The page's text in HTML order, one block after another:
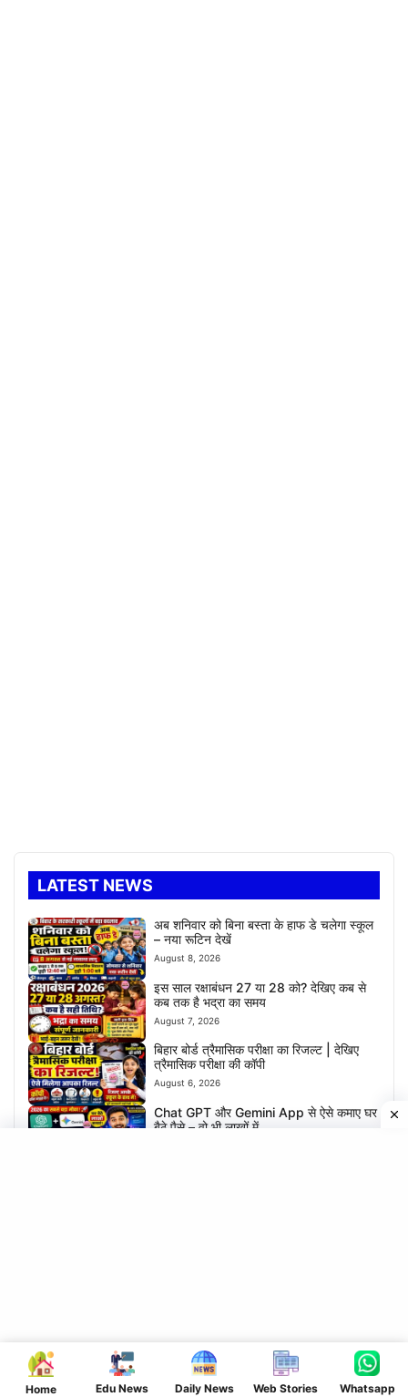
Home Edu News Daily News Web Stories Whatsapp
LATEST NEWS
अब शनिवार को बिना बस्ता के हाफ डे चलेगा स्कूल
– नया रूटिन देखें
August 8, 2026
इस साल रक्षाबंधन 27 या 28 को? देखिए कब से
कब तक है भद्रा का समय
August 7, 2026
बिहार बोर्ड त्रैमासिक परीक्षा का रिजल्ट | देखिए
त्रैमासिक परीक्षा की कॉपी
August 6, 2026
Chat GPT और Gemini App से ऐसे कमाए घर
बैठे पैसे – वो भी लाखों में
सावन का पवित्र महिना में ये काम करने से होगा धन
की बारिश